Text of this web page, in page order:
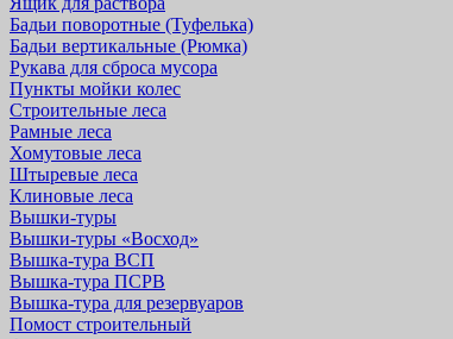
Бадьи поворотные (Туфелька)
Бадьи вертикальные (Рюмка)
Рукава для сброса мусора
Пункты мойки колес
Строительные леса
Рамные леса
Хомутовые леса
Штыревые леса
Клиновые леса
Вышки-туры
Вышки-туры «Восход»
Вышка-тура ВСП
Вышка-тура ПСРВ
Вышка-тура для резервуаров
Помост строительный